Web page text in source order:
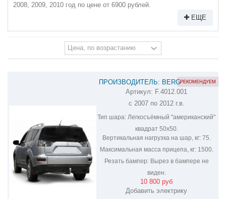
2008, 2009, 2010 год по цене от 6900 рублей.
ЕЩЕ
ПРОИЗВОДИТЕЛЬ: BERG
ФАРКОП НА MITSUBISHI OUTLANDER
XL F.4012.001
Артикул: F.4012.001
с 2007 по 2012 г.в.
Тип шара: Легкосъёмный "американский"
квадрат 50х50.
Вертикальная нагрузка на шар, кг:75.
Максимальная масса прицепа, кг:1500.
Резать бампер:Вырез в бампере не
виден.
РЕКОМЕНДУЕМ
10 800 руб
Добавить электрику